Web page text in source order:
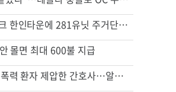
부에나파크 한인타운에 281유닛 주거단지 들어선다
몰면 최대 600불 지급
응급실서 폭력 환자 제압한 간호사…알고 보니